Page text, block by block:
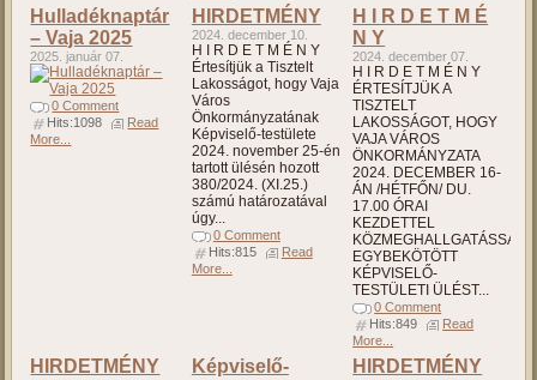
Hulladéknaptár
– Vaja 2025
2025. január 07.
0 Comment
Hits:1098
Read
More...
HIRDETMÉNY
2024. december 10.
H I R D E T M É N Y
Értesítjük a Tisztelt
Lakosságot, hogy Vaja
Város
Önkormányzatának
Képviselő-testülete
2024. november 25-én
tartott ülésén hozott
380/2024. (XI.25.)
számú határozatával
úgy...
0 Comment
Hits:815
Read
More...
H I R D E T M É
N Y
2024. december 07.
H I R D E T M É N Y
ÉRTESÍTJÜK A
TISZTELT
LAKOSSÁGOT, HOGY
VAJA VÁROS
ÖNKORMÁNYZATA
2024. DECEMBER 16-
ÁN /HÉTFŐN/ DU.
17.00 ÓRAI
KEZDETTEL
KÖZMEGHALLGATÁSSAL
EGYBEKÖTÖTT
KÉPVISELŐ-
TESTÜLETI ÜLÉST...
0 Comment
Hits:849
Read
More...
HIRDETMÉNY
Képviselő-
HIRDETMÉNY